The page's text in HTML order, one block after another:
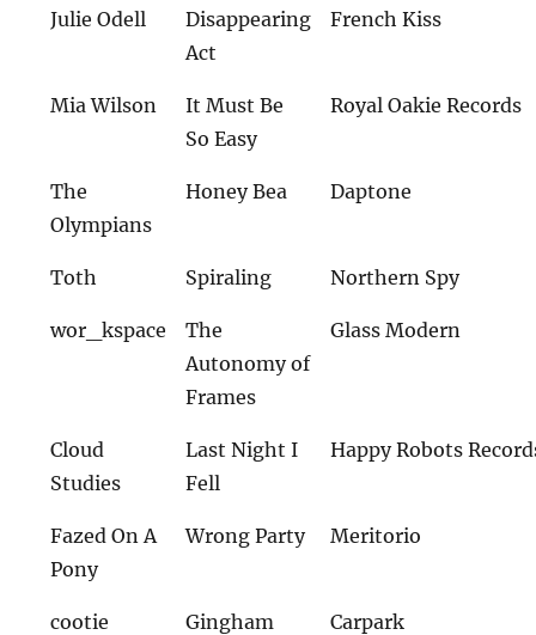
Julie Odell
Disappearing
Act
French Kiss
Mia Wilson
It Must Be
So Easy
Royal Oakie Records
The
Olympians
Honey Bea Daptone
Toth Spiraling Northern Spy
wor_kspace
The
Autonomy of
Frames
Glass Modern
Cloud
Studies
Last Night I
Fell
Happy Robots
Fazed On A
Pony
Wrong Party Meritorio
cootie
Gingham
Carpark